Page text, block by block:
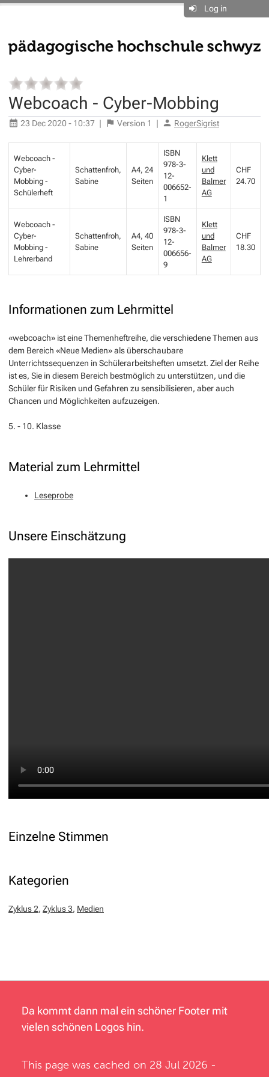
Log in
Webcoach - Cyber-Mobbing
23 Dec 2020 - 10:37 | Version 1 | RogerSigrist
Webcoach -
Cyber-
Mobbing -
Schülerheft
Schattenfroh,
Sabine
A4, 24
Seiten
ISBN
978-3-
12-
006652-
1
Klett
und
Balmer
AG
CHF
24.70
Webcoach -
Cyber-
Mobbing -
Lehrerband
Schattenfroh,
Sabine
A4, 40
Seiten
ISBN
978-3-
12-
006656-
9
Klett
und
Balmer
AG
CHF
18.30
Informationen zum Lehrmittel
«webcoach» ist eine Themenheftreihe, die verschiedene Themen aus
dem Bereich «Neue Medien» als überschaubare
Unterrichtssequenzen in Schülerarbeitsheften umsetzt. Ziel der Reihe
ist es, Sie in diesem Bereich bestmöglich zu unterstützen, und die
Schüler für Risiken und Gefahren zu sensibilisieren, aber auch
Chancen und Möglichkeiten aufzuzeigen.
5. - 10. Klasse
Material zum Lehrmittel
Leseprobe
Unsere Einschätzung
Einzelne Stimmen
Kategorien
Zyklus 2, Zyklus 3, Medien
Da kommt dann mal ein schöner Footer mit
vielen schönen Logos hin.
This page was cached on 28 Jul 2026 -